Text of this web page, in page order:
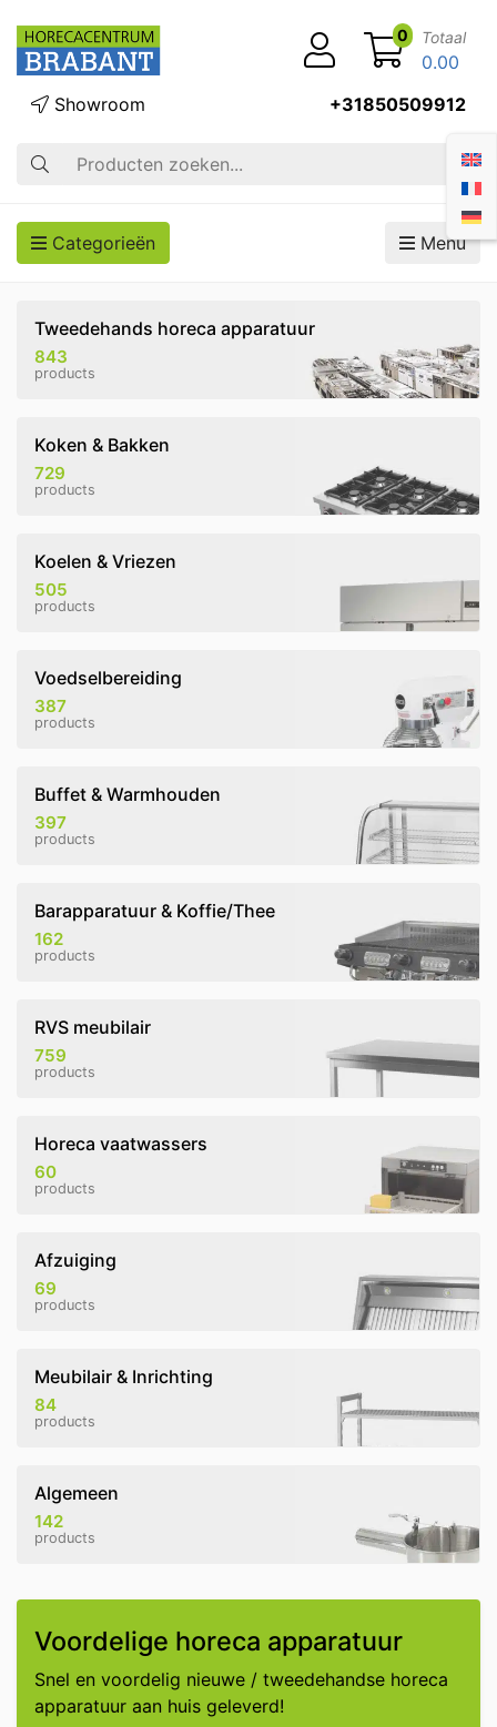
Zoek op
Showroom +31850509912
0 Totaal
0.00
Categorieën Menu
Tweedehands horeca apparatuur
843
products
Koken & Bakken
729
products
Koelen & Vriezen
505
products
Voedselbereiding
387
products
Buffet & Warmhouden
397
products
Barapparatuur & Koffie/Thee
162
products
RVS meubilair
759
products
Horeca vaatwassers
60
products
Afzuiging
69
products
Meubilair & Inrichting
84
products
Algemeen
142
products
Voordelige horeca apparatuur
Snel en voordelig nieuwe / tweedehandse horeca
apparatuur aan huis geleverd!